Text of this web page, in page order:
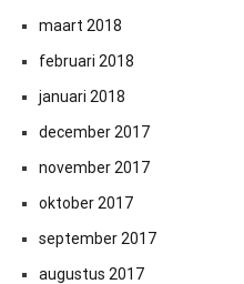
maart 2018
februari 2018
januari 2018
december 2017
november 2017
oktober 2017
september 2017
augustus 2017